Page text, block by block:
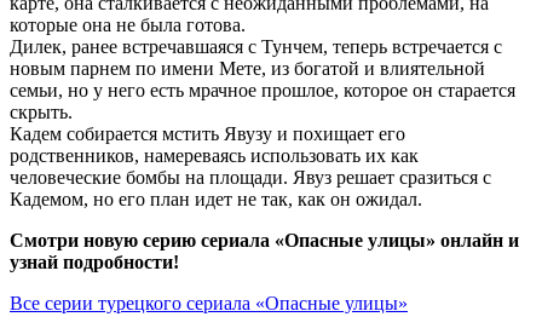
которые она не была готова.
Дилек, ранее встречавшаяся с Тунчем, теперь встречается с
новым парнем по имени Мете, из богатой и влиятельной
семьи, но у него есть мрачное прошлое, которое он старается
скрыть.
Кадем собирается мстить Явузу и похищает его
родственников, намереваясь использовать их как
человеческие бомбы на площади. Явуз решает сразиться с
Кадемом, но его план идет не так, как он ожидал.
Смотри новую серию сериала «Опасные улицы» онлайн и
узнай подробности!
Все серии турецкого сериала «Опасные улицы»